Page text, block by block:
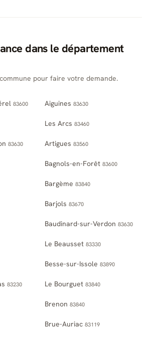
dans le département
pour faire votre demande.
83600 Aiguines 83630
Les Arcs 83460
83630 Artigues 83560
Bagnols-en-Forêt 83600
Bargème 83840
Barjols 83670
Baudinard-sur-Verdon 83630
Le Beausset 83330
Besse-sur-Issole 83890
83230 Le Bourguet 83840
Brenon 83840
Brue-Auriac 83119